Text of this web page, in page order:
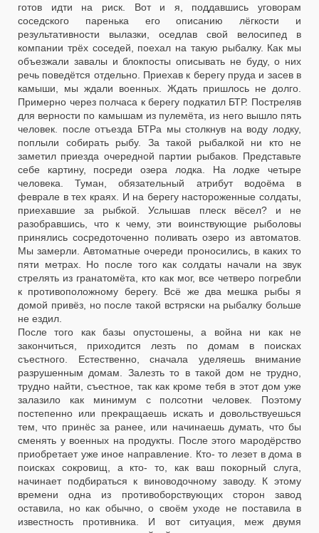
готов идти на риск. Вот и я, поддавшись уговорам
соседского паренька его описанию лёгкости и
результативности вылазки, оседлав свой велосипед в
компании трёх соседей, поехал на такую рыбалку. Как мы
объезжали завалы и блокпосты описывать не буду, о них
речь поведётся отдельно. Приехав к берегу пруда и засев в
камыши, мы ждали военных. Ждать пришлось не долго.
Примерно через полчаса к берегу подкатил БТР. Постреляв
для верности по камышам из пулемёта, из него вышло пять
человек. после отъезда БТРа мы столкнув на воду лодку,
поплыли собирать рыбу. За такой рыбалкой ни кто не
заметил приезда очередной партии рыбаков. Представьте
себе картину, посреди озера лодка. На лодке четыре
человека. Туман, обязательный атрибут водоёма в
феврале в тех краях. И на берегу настороженные солдаты,
приехавшие за рыбкой. Услышав плеск вёсел? и не
разобравшись, что к чему, эти воинствующие рыболовы
принялись сосредоточенно поливать озеро из автоматов.
Мы замерли. Автоматные очереди проносились, в каких то
пяти метрах. Но после того как солдаты начали на звук
стрелять из гранатомёта, кто как мог, все четверо погребли
к противоположному берегу. Всё же два мешка рыбы я
домой привёз, но после такой встряски на рыбалку больше
не ездил.
После того как базы опустошены, а война ни как не
закончиться, приходится лезть по домам в поисках
съестного. Естественно, сначала уделяешь внимание
разрушенным домам. Залезть то в такой дом не трудно,
трудно найти, съестное, так как кроме тебя в этот дом уже
залазило как минимум с полсотни человек. Поэтому
постепенно или прекращаешь искать и довольствуешься
тем, что принёс за ранее, или начинаешь думать, что бы
сменять у военных на продукты. После этого мародёрство
приобретает уже иное направление. Кто- то лезет в дома в
поисках сокровищ, а кто- то, как ваш покорный слуга,
начинает подбираться к виноводочному заводу. К этому
времени одна из противоборствующих сторон завод
оставила, но как обычно, о своём уходе не поставила в
известность противника. И вот ситуация, меж двумя